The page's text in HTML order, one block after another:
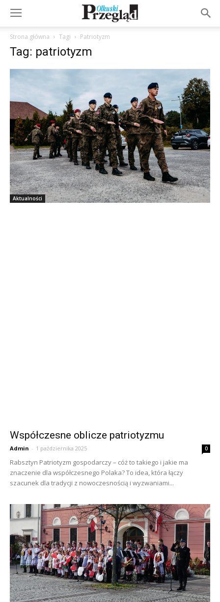
Strona główna Tagi Patriotyzm
Tag: patriotyzm
Aktualności
Współczesne oblicze patriotyzmu
Admin - 1 października 2025 0
Rabsztyn Patriotyzm gospodarczy – cóż to takiego i jakie ma
znaczenie dla współczesnego Polaka? To idea, która łączy
szacunek dla tradycji z nowoczesnością i wyzwaniami...